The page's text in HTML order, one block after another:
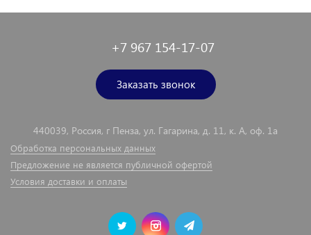
+7 967 154-17-07
Заказать звонок
440039, Россия, г Пенза, ул. Гагарина, д. 11, к. А, оф. 1а
Обработка персональных данных
Предложение не является публичной офертой
Условия доставки и оплаты